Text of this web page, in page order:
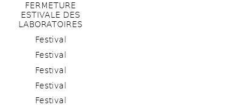
FERMETURE
ESTIVALE DES
LABORATOIRES
Festival
Festival
Festival
Festival
Festival